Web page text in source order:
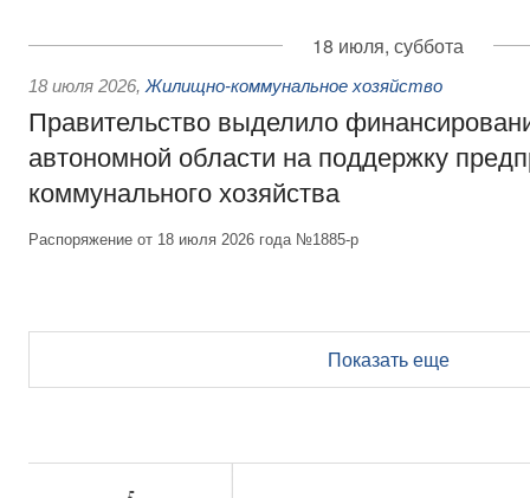
18 июля, суббота
18 июля 2026, Жилищно-коммунальное хозяйство
Правительство выделило
автономной области на поддержку
коммунального хозяйства
Распоряжение от 18 июля 2026 года №1885-р
Показать еще